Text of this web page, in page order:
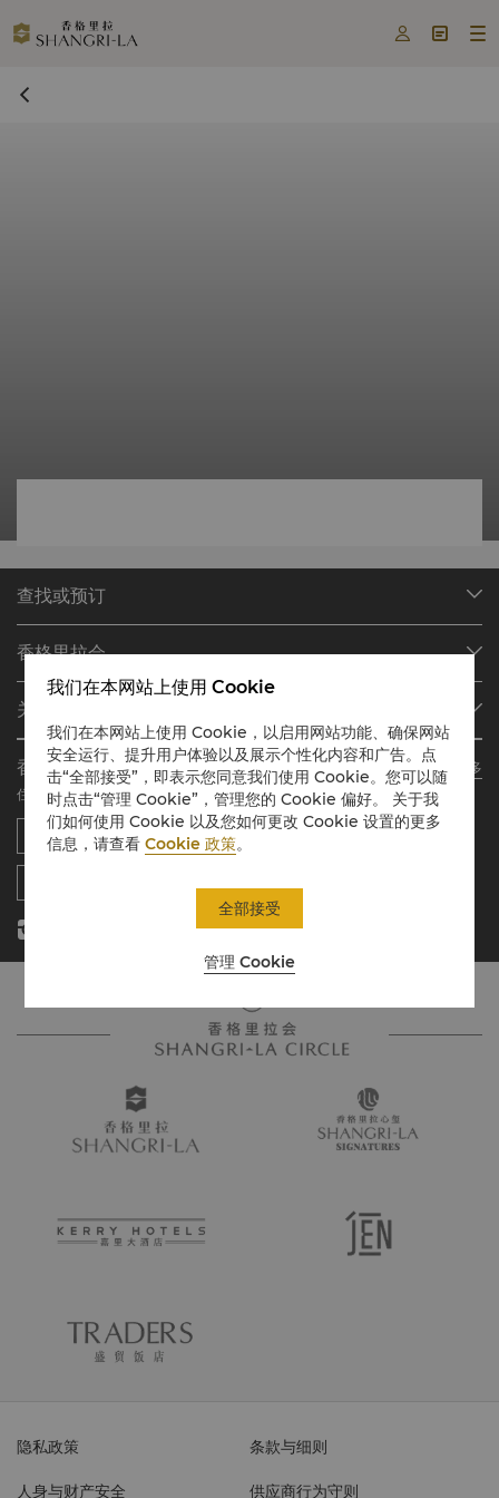
  
查找或预订
查找预订
会议与宴会
餐厅与酒吧
香格里拉会
会员计划概述
加入香格里拉会
我的账户
常见问题
联络我们
关于香格里拉集团
关于我们
我们的酒店品牌
香格里拉中心
香格里拉公寓
联系方式
投资咨询
职业发展
企业社会责任
新闻稿
香格里拉会应用程序
了解更多
住宿、餐饮、购物 随想随享
隐私政策 条款与细则
人身与财产安全 供应商行为守则
我们在本网站上使用 Cookie
我们在本网站上使用 Cookie，以启用网站功能、确保网站
安全运行、提升用户体验以及展示个性化内容和广告。点
击“全部接受”，即表示您同意我们使用 Cookie。您可以随
时点击“管理 Cookie”，管理您的 Cookie 偏好。 关于我
们如何使用 Cookie 以及您如何更改 Cookie 设置的更多
信息，请查看Cookie 政策。
管理 Cookie
全部接受